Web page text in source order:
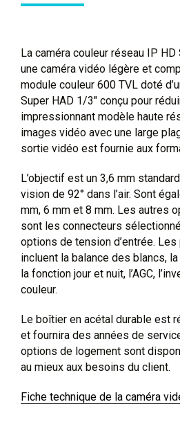
La caméra couleur réseau IP
une caméra vidéo légère et
module couleur 600 TVL doté
Super HAD 1/3″ conçu pour
impressionnant modèle haute
images vidéo avec une large
sortie vidéo est fournie aux
L’objectif est un 3,6 mm
vision de 92° dans l’air. Sont
mm, 6 mm et 8 mm. Les autres
sont les connecteurs
options de tension d’entrée. Les
incluent la balance des blancs,
la fonction jour et nuit, l’AGC,
couleur.
Le boîtier en acétal durable est
et fournira des années de
options de logement sont
au mieux aux besoins du client.
Fiche technique de la caméra